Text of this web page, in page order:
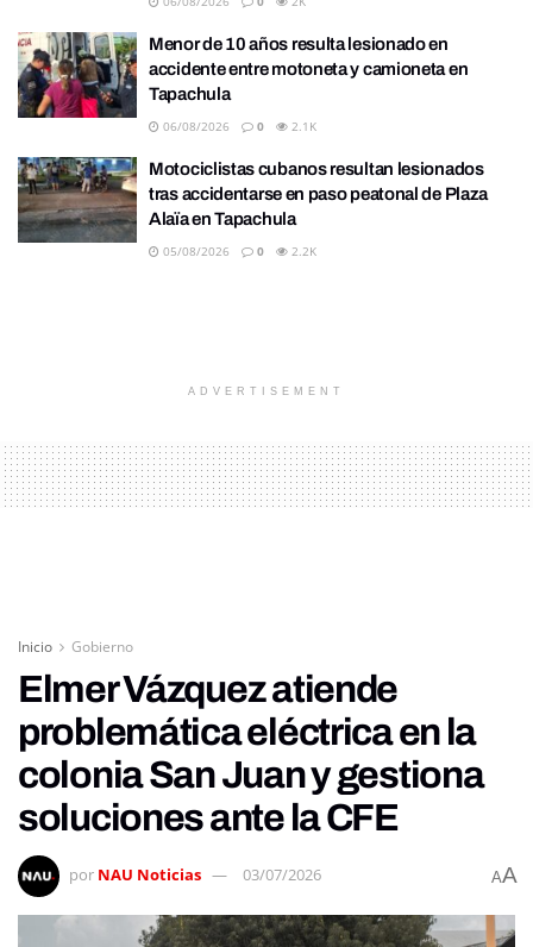
Menor de 10 años resulta lesionado en
accidente entre motoneta y camioneta en
Tapachula
06/08/2026 0 2.1K
Motociclistas cubanos resultan lesionados
tras accidentarse en paso peatonal de Plaza
Alaïa en Tapachula
05/08/2026 0 2.2K
ADVERTISEMENT
Inicio Gobierno
Elmer Vázquez atiende
problemática eléctrica en la
colonia San Juan y gestiona
soluciones ante la CFE
por NAU Noticias 03/07/2026 AA